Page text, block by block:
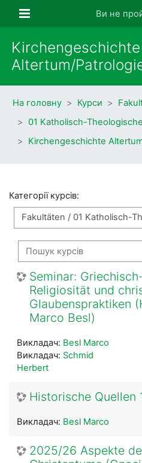
Бокова панель
Ви не
Kirchengeschichte
Altertum/
На головну Курси
01 Katholisch-
Kirchengeschichte
Категорії курсів:
Пошук курсів
Seminar:
Religiosität und
Glaubenspraktiken
Marco Besl)
Викладач: Besl Marco
Викладач: Schmid
Herbert
Historische Quellen
Викладач: Besl Marco
2025/26 Aspekte